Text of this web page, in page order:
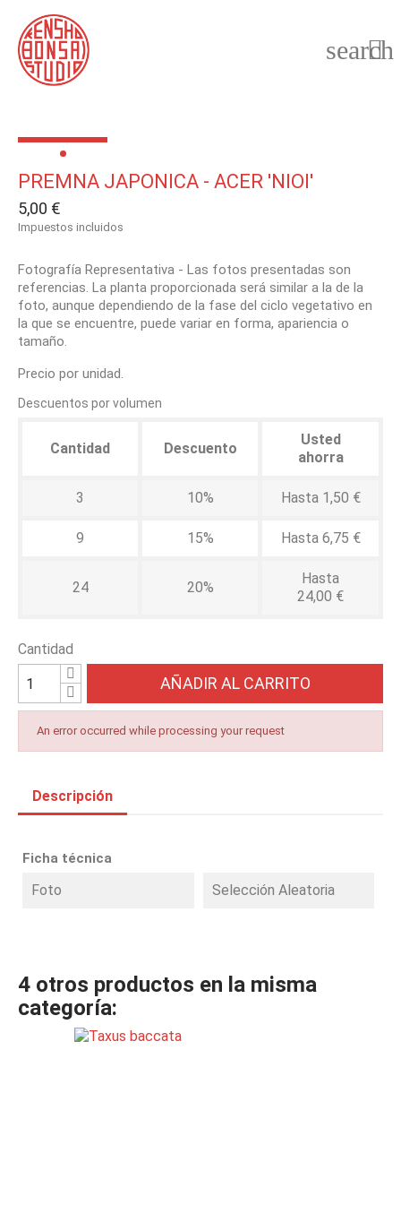

search
PREMNA JAPONICA - ACER 'NIOI'
5,00 €
Impuestos incluidos
Fotografía Representativa - Las fotos presentadas son
referencias. La planta proporcionada será similar a la de la
foto, aunque dependiendo de la fase del ciclo vegetativo en
la que se encuentre, puede variar en forma, apariencia o
tamaño.
Precio por unidad.
Descuentos por volumen
Cantidad Descuento
Usted
ahorra
3 10% Hasta 1,50 €
9 15% Hasta 6,75 €
24 20%
Hasta
24,00 €
Cantidad
AÑADIR AL CARRITO
An error occurred while processing your request
Descripción
Ficha técnica
Foto Selección Aleatoria
4 otros productos en la misma
categoría: